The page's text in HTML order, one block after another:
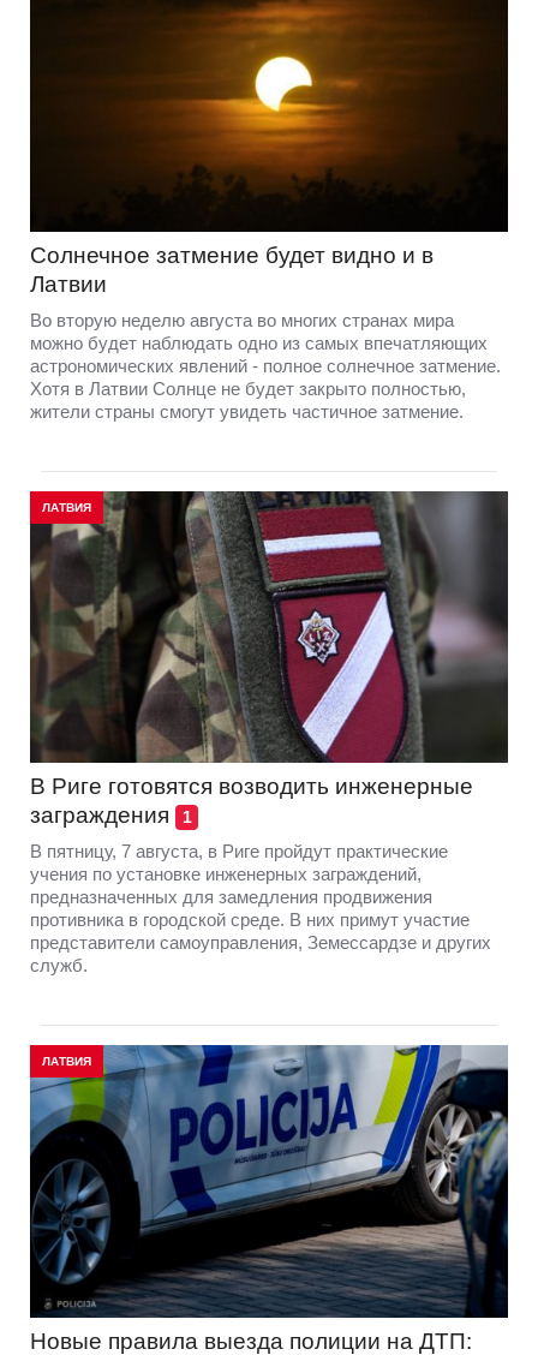
Солнечное затмение будет видно и в
Латвии
Во вторую неделю августа во многих странах мира
можно будет наблюдать одно из самых впечатляющих
астрономических явлений - полное солнечное затмение.
Хотя в Латвии Солнце не будет закрыто полностью,
жители страны смогут увидеть частичное затмение.
ЛАТВИЯ
В Риге готовятся возводить инженерные
заграждения
1
В пятницу, 7 августа, в Риге пройдут практические
учения по установке инженерных заграждений,
предназначенных для замедления продвижения
противника в городской среде. В них примут участие
представители самоуправления, Земессардзе и других
служб.
ЛАТВИЯ
Новые правила выезда полиции на ДТП: